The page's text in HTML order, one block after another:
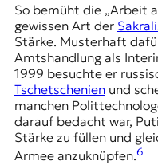
So bemüht die „Arbeit
gewissen Art der
Stärke. Musterhaft
Amtshandlung als
1999 besuchte er
Tschetschenienund
manchen
darauf bedacht war,
Stärke zu füllen und
Armee anzuknüpfen.6